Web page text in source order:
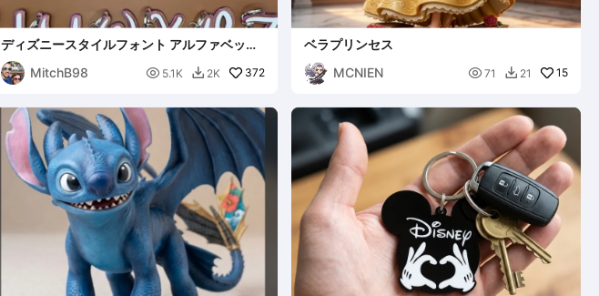
ディズニースタイルフォント アルファベット
キーチェーン
MitchB98
 5.1K  2K 372
ベラプリンセス
MCNIEN
 71  21 15